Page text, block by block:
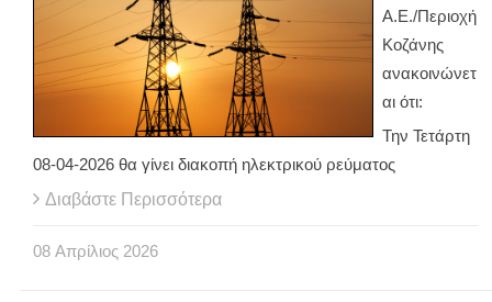
Α.Ε./Περιοχή
Κοζάνης
ανακοινώνετ
αι ότι:
Την Τετάρτη
08-04-2026 θα γίνει διακοπή ηλεκτρικού ρεύματος
Διαβάστε Περισσότερα
08 Απρίλιος 2026